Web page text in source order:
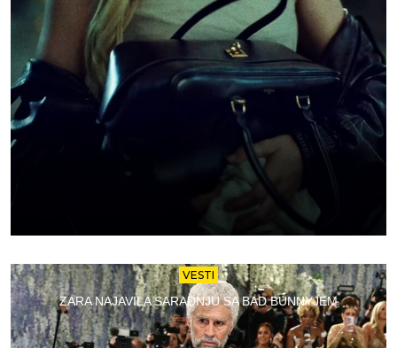
VESTI
ZARA NAJAVILA SARADNJU SA BAD BUNNYJEM